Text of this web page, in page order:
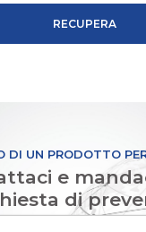
RECUPERA
DI UN PRODOTTO
e
di